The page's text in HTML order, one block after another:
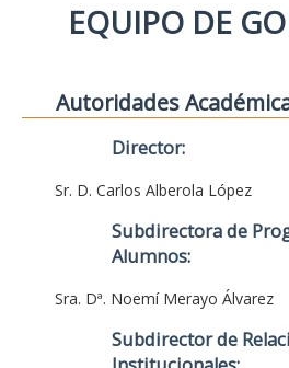
EQUIPO DE
Autoridades
Director:
Sr. D. Carlos Alberola López
Subdirectora de
Alumnos:
Sra. Dª. Noemí Merayo Álvarez
Subdirector de